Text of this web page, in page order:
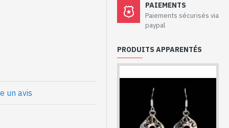
- Boucles
Améthyste
1000
facettée à la main,
longue recourbée que l'on
: 23mm x 14mm approx
un avis
PAIEMENTS
Paiements sécurisés via
paypal
PRODUITS APPARENTÉS